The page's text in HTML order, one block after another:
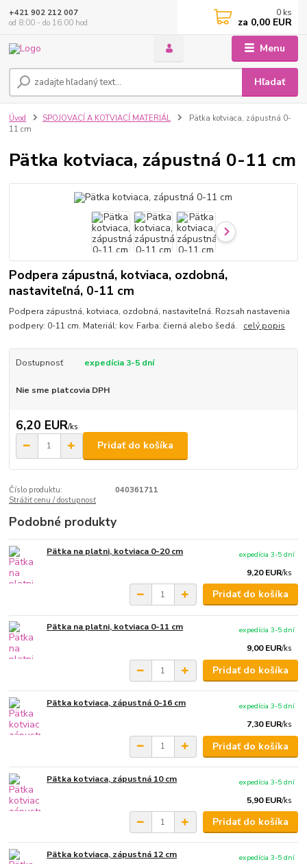
Menu
Hľadať
+421 902 212 007
od 8:00 - do 16:00 hod
0 ks
za 0,00 EUR
Úvod SPOJOVACÍ A KOTVIACÍ MATERIÁL
Pätka kotviaca, zápustná 0-
11 cm
Pätka kotviaca, zápustná 0-11 cm
Podpera zápustná, kotviaca, ozdobná,
nastaviteľná, 0-11 cm
Podpera zápustná, kotviaca, ozdobná, nastaviteľná. Rozsah nastavenia
podpery: 0-11 cm. Materiál: kov. Farba: čierná alebo šedá. celý popis
Dostupnosť expedícia 3-5 dní
Nie sme platcovia DPH
6,20 EUR/ks
Pridať do košíka
Číslo produktu:
040361711
Strážiť cenu / dostupnosť
Podobné produkty
Pätka na platni, kotviaca 0-20 cm
9,20 EUR/ks
expedícia 3-5 dní
Pridať do košíka
Pätka na platni, kotviaca 0-11 cm
9,00 EUR/ks
expedícia 3-5 dní
Pridať do košíka
Pätka kotviaca, zápustná 0-16 cm
7,30 EUR/ks
expedícia 3-5 dní
Pridať do košíka
Pätka kotviaca, zápustná 10 cm
5,90 EUR/ks
expedícia 3-5 dní
Pridať do košíka
Pätka kotviaca, zápustná 12 cm
expedícia 3-5 dní